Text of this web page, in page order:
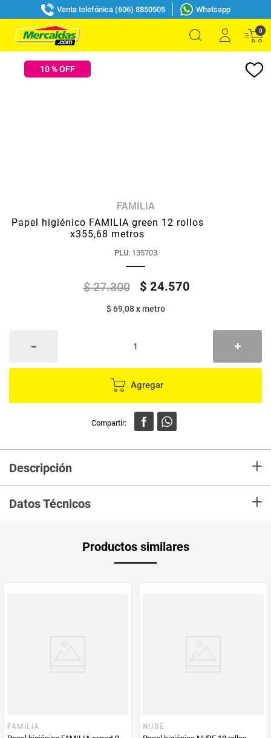
Venta telefónica (606) 8850505 Whatsapp
0
10% OFF
FAMILIA
Papel higiénico FAMILIA green 12 rollos
x355,68 metros
PLU: 135703
$ 27.300 $ 24.570
$ 69,08xmetro
Agregar
Descripción +
Datos Técnicos +
Productos similares
FAMILIA NUBE